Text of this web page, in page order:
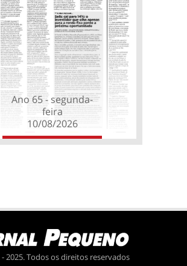
Ano 65 - segunda-
feira
10/08/2026
2025. Todos os direitos reservados